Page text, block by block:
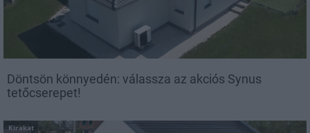
Döntsön könnyedén: válassza az akciós Synus
tetőcserepet!
Kirakat